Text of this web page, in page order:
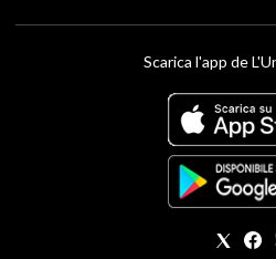
Scarica l'app de